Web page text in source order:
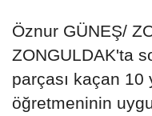
Öznur GÜNEŞ/
ZONGULDAK'ta
parçası kaçan 10
öğretmeninin